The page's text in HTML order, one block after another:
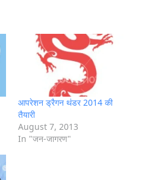
आपरेशन ड्रैगन थंडर 2014 की
तैयारी
August 7, 2013
In "जन-जागरण"